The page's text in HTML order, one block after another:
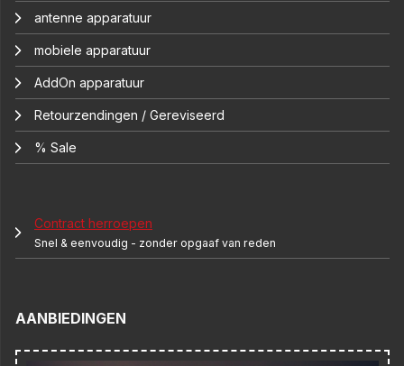
antenne apparatuur
mobiele apparatuur
AddOn apparatuur
Retourzendingen / Gereviseerd
% Sale
Contract herroepen
Snel & eenvoudig - zonder opgaaf van reden
AANBIEDINGEN